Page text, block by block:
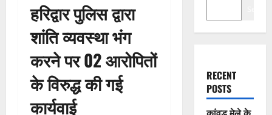
हरिद्वार पुलिस द्वारा
शांति व्यवस्था भंग
करने पर 02 आरोपितों
के विरुद्ध की गई
कार्यवाई
RECENT
POSTS